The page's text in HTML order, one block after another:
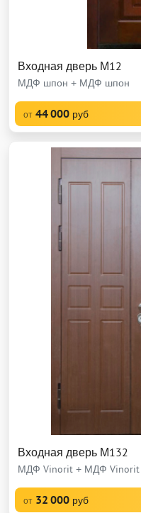
Входная дверь М12
МДФ шпон + МДФ шпон
от 44 000 руб
Входная дверь М132
МДФ Vinorit + МДФ Vinorit
от 32 000 руб